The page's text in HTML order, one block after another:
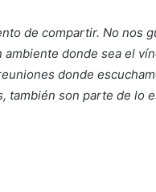
de compartir. No nos
donde sea el
donde
también son parte de lo